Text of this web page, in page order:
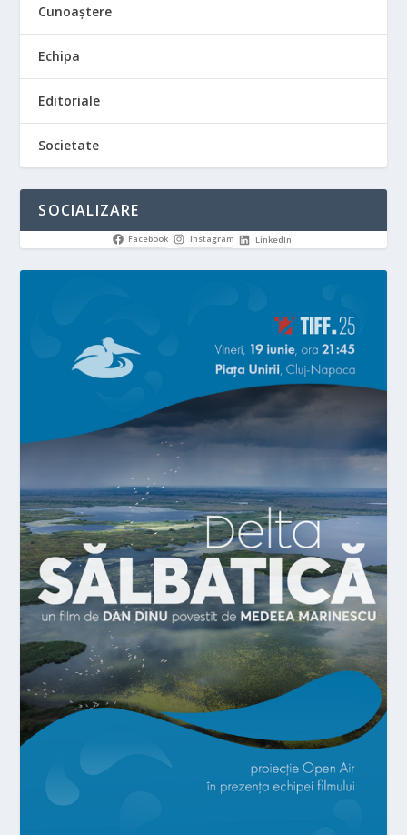
Cunoaștere
Echipa
Editoriale
Societate
SOCIALIZARE
Facebook Instagram LinkedIn